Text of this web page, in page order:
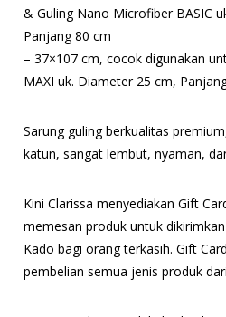
& Guling Nano Microfiber BASIC
Panjang 80 cm
– 37×107 cm, cocok digunakan
MAXI uk. Diameter 25 cm,
Sarung guling berkualitas
katun, sangat lembut, nyaman,
Kini Clarissa menyediakan Gift
memesan produk untuk
Kado bagi orang terkasih. Gift
pembelian semua jenis produk